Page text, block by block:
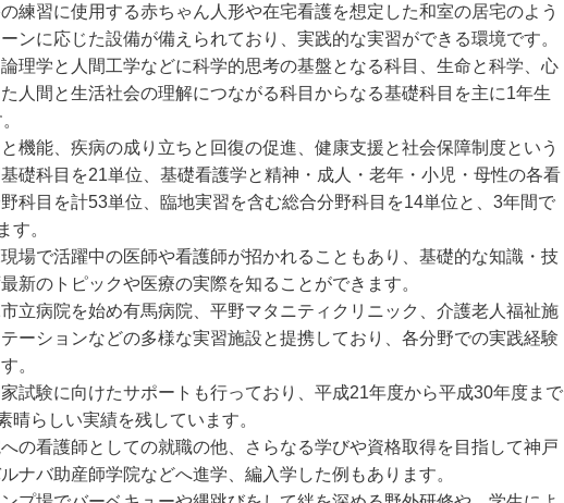
練習に使用する赤ちゃん人形や在宅看護を想定した和室の居宅のよう
ンに応じた設備が備えられており、実践的な実習ができる環境です。
理学と人間工学などに科学的思考の基盤となる科目、生命と科学、心
人間と生活社会の理解につながる科目からなる基礎科目を主に1年生
機能、疾病の成り立ちと回復の促進、健康支援と社会保障制度という
礎科目を21単位、基礎看護学と精神・成人・老年・小児・母性の各看
科目を計53単位、臨地実習を含む総合分野科目を14単位と、3年間で
す。
場で活躍中の医師や看護師が招かれることもあり、基礎的な知識・技
新のトピックや医療の実際を知ることができます。
立病院を始め有馬病院、平野マタニティクリニック、介護老人福祉施
ーションなどの多様な実習施設と提携しており、各分野での実践経験
。
試験に向けたサポートも行っており、平成21年度から平成30年度まで
晴らしい実績を残しています。
の看護師としての就職の他、さらなる学びや資格取得を目指して神戸
ナバ助産師学院などへ進学、編入学した例もあります。